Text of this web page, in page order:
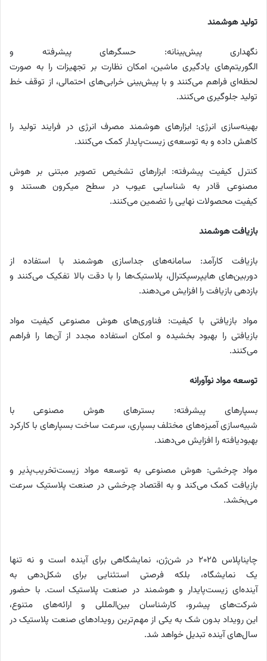
تولید هوشمند
نگهداری پیش‌بینانه: حسگرهای پیشرفته و
الگوریتم‌های یادگیری ماشین، امکان نظارت بر تجهیزات را به صورت
لحظه‌ای فراهم می‌کنند و با پیش‌بینی خرابی‌های احتمالی، از توقف خط
تولید جلوگیری می‌کنند.
بهینه‌سازی انرژی: ابزارهای هوشمند مصرف انرژی در فرایند تولید را
کاهش داده و به توسعه‌ی زیست‌پایدار کمک می‌کنند.
کنترل کیفیت پیشرفته: ابزارهای تشخیص تصویر مبتنی بر هوش
مصنوعی قادر به شناسایی عیوب در سطح میکرون هستند و
کیفیت محصولات نهایی را تضمین می‌کنند.
بازیافت هوشمند
بازیافت کارآمد: سامانه‌های جداسازی هوشمند با استفاده از
دوربین‌های هایپرسپکترال، پلاستیک‌ها را با دقت بالا تفکیک می‌کنند و
بازدهی بازیافت را افزایش می‌دهند.
مواد بازیافتی با کیفیت: فناوری‌های هوش مصنوعی کیفیت مواد
بازیافتی را بهبود بخشیده و امکان استفاده مجدد از آن‌ها را فراهم
می‌کنند.
توسعه مواد نوآورانه
بسپارهای پیشرفته: بسترهای هوش مصنوعی با
شبیه‌سازی آمیزه‌های مختلف بسپاری، سرعت ساخت بسپارهای با کارکرد
بهبودیافته را افزایش می‌دهند.
مواد چرخشی: هوش مصنوعی به توسعه مواد زیست‌تخریب‌پذیر و
بازیافت کمک می‌کند و به اقتصاد چرخشی در صنعت پلاستیک سرعت
می‌بخشد.
چاینا‌پلاس ۲۰۲۵ در شن‌ژن، نمایشگاهی برای آینده است و نه تنها
یک نمایشگاه، بلکه فرصتی استثنایی برای شکل‌دهی به
آینده‌ای زیست‌پایدار و هوشمند در صنعت پلاستیک است. با حضور
شرکت‌های پیشرو، کارشناسان بین‌المللی و ارائه‌های متنوع،
این رویداد بدون شک به یکی از مهم‌ترین رویدادهای صنعت پلاستیک در
سال‌های آینده تبدیل خواهد شد.